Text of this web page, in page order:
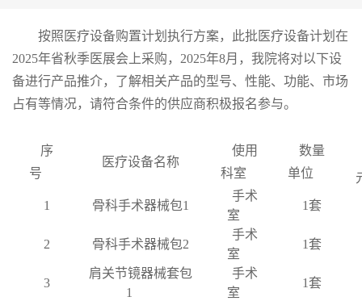
按照医疗设备购置计划执行方案， 此批医疗设备计划在
2025年省秋季 医展会上采购 ， 2025年8月 ， 我院将对以下设
备进行产品推介，了解相关产品的型号、性能、功能、市场
占有等情况，请符合条件的供应商积极报名参与。
序
号
医疗设备名称
使用
科室
数量
单位
1
骨科手术器械包1
手术
室
1套
2 骨科手术器械包2
手术
室
1套
3
肩关节镜器械套包
1
手术
室
1套